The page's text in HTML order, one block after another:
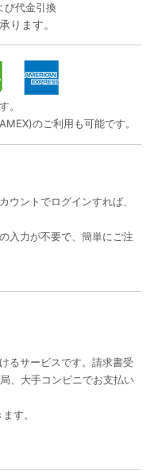
び代金引換
ります。
。
のご利用も可能です。
ントでログインすれば、
入力が不要で、簡単にご注
るサービスです。請求書受
、大手コンビニでお支払い
す。